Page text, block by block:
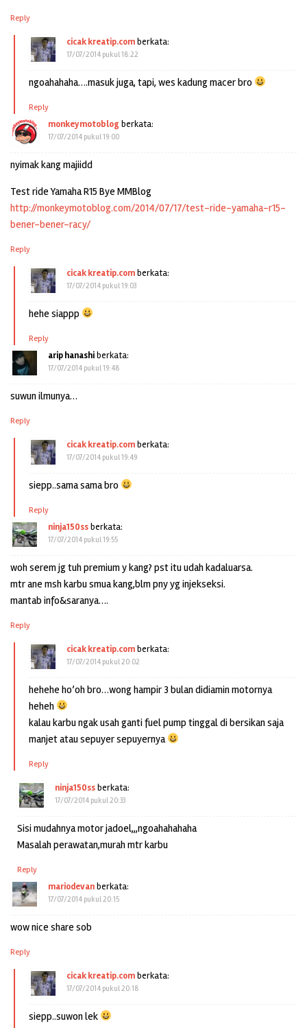
Reply
cicak kreatip.comberkata:
17/07/2014 pukul 18:22
ngoahahaha….masuk juga, tapi, wes kadung macer bro
Reply
monkeymotoblog berkata:
17/07/2014 pukul 19:00
nyimak kang majiidd
Test ride Yamaha R15 Bye MMBlog
http://monkeymotoblog.com/2014/07/17/test-ride-yamaha-r15-
bener-bener-racy/
Reply
cicak kreatip.comberkata:
17/07/2014 pukul 19:03
hehe siappp
Reply
arip hanashiberkata:
17/07/2014 pukul 19:48
suwun ilmunya…
Reply
cicak kreatip.comberkata:
17/07/2014 pukul 19:49
siepp..sama sama bro
Reply
ninja150ssberkata:
17/07/2014 pukul 19:55
woh serem jg tuh premium y kang? pst itu udah kadaluarsa.
mtr ane msh karbu smua kang,blm pny yg injekseksi.
mantab info&saranya….
Reply
cicak kreatip.comberkata:
17/07/2014 pukul 20:02
hehehe ho’oh bro…wong hampir 3 bulan didiamin motornya
heheh
kalau karbu ngak usah ganti fuel pump tinggal di bersikan saja
manjet atau sepuyer sepuyernya
Reply
ninja150ssberkata:
17/07/2014 pukul 20:33
Sisi mudahnya motor jadoel,,,ngoahahahaha
Masalah perawatan,murah mtr karbu
Reply
mariodevanberkata:
17/07/2014 pukul 20:15
wow nice share sob
Reply
cicak kreatip.comberkata:
17/07/2014 pukul 20:18
siepp..suwon lek